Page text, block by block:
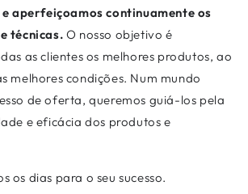
aperfeiçoamos continuamente os
técnicas. O nosso objetivo é
as clientes os melhores produtos, ao
melhores condições. Num mundo
de oferta, queremos guiá-los pela
e eficácia dos produtos e
os dias para o seu sucesso.